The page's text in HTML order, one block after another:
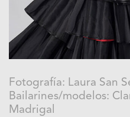
Fotografía: Laura San
Bailarines/modelos:
Madrigal